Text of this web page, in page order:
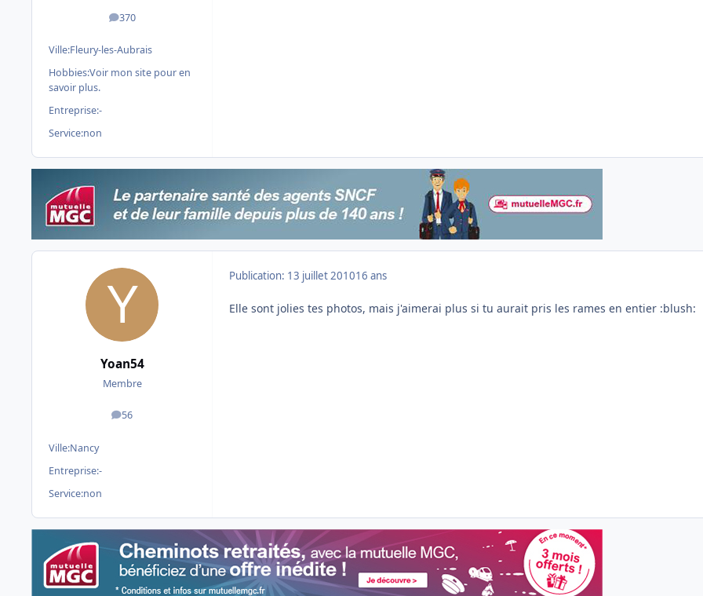
370
messages
Ville:Fleury-les-Aubrais
Hobbies:Voir mon site pour en
savoir plus.
Entreprise:-
Service:non
Yoan54
Membre
56
messages
Ville:Nancy
Entreprise:-
Service:non
Publication: 13 juillet 201016 ans
Elle sont jolies tes photos, mais j'aimerai plus si tu aurait pris les rames en entier :blush: